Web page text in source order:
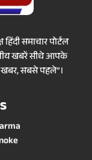
समाचार पोर्टल
खबरें सीधे आपके
खबर, सबसे पहले”।